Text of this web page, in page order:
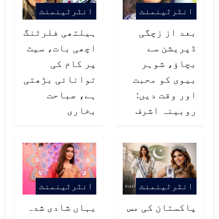
انٹرٹینمنٹ
بعد از زچگی
ڈپریشن سے
بچاؤ، شوہر
بیوی کو محبت
اور وقت دیں:
روبینہ اشرف
انٹرٹینمنٹ
ہیلتھی فلرٹنگ
اچھی بات، سیٹ
پر کام کی
توانائی بڑھتی
ہے، صباحت
بخاری
انٹرٹینمنٹ
پاکستان کی مس
انٹرٹینمنٹ
یہاں شادی شدہ